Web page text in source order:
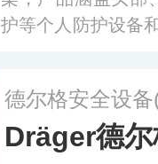
护等个人防护设备
德尔格安全设
Dräger德